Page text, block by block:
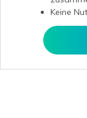
Keine